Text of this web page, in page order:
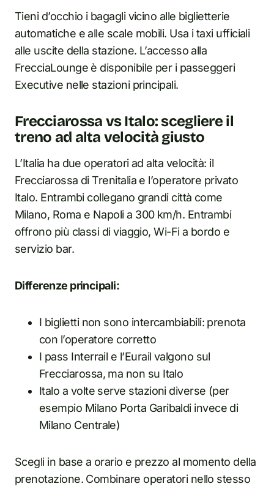
Tieni d’occhio i bagagli vicino alle biglietterie
automatiche e alle scale mobili. Usa i taxi ufficiali
alle uscite della stazione. L’accesso alla
FrecciaLounge è disponibile per i passeggeri
Executive nelle stazioni principali.
Frecciarossa vs Italo: scegliere il
treno ad alta velocità giusto
L’Italia ha due operatori ad alta velocità: il
Frecciarossa di Trenitalia e l’operatore privato
Italo. Entrambi collegano grandi città come
Milano, Roma e Napoli a 300 km/h. Entrambi
offrono più classi di viaggio, Wi-Fi a bordo e
servizio bar.
Differenze principali:
I biglietti non sono intercambiabili: prenota
con l’operatore corretto
I pass Interrail e l’Eurail valgono sul
Frecciarossa, ma non su Italo
Italo a volte serve stazioni diverse (per
esempio Milano Porta Garibaldi invece di
Milano Centrale)
Scegli in base a orario e prezzo al momento della
prenotazione. Combinare operatori nello stesso